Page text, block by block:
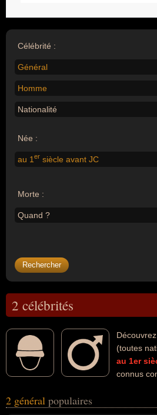
Célébrité :
Général
Homme
Nationalité
Née :
au 1 er siècle avant JC
Morte :
Quand ?
2 célébrités
(toutes
au 1er
connus
avoir des liens variés dans les domaines
2 général populaires